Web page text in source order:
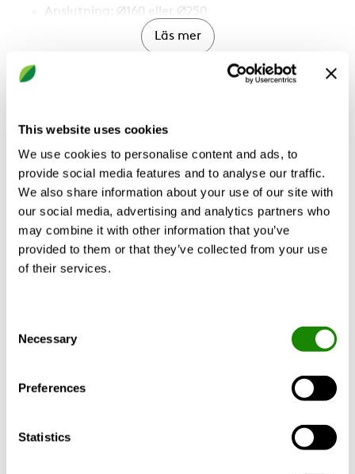
This website uses cookies
We use cookies to personalise content and ads, to
provide social media features and to analyse our traffic.
We also share information about your use of our site with
our social media, advertising and analytics partners who
may combine it with other information that you’ve
provided to them or that they’ve collected from your use
of their services.
Selection
Necessary
Preferences
Statistics
Anslutning: Ø160 eller Ø250
Läs mer
UTFORSKA TYPRUMSLÖSNINGAR
Produktbeskrivning Tillbehör Certifikat
Läs mer om REACT.